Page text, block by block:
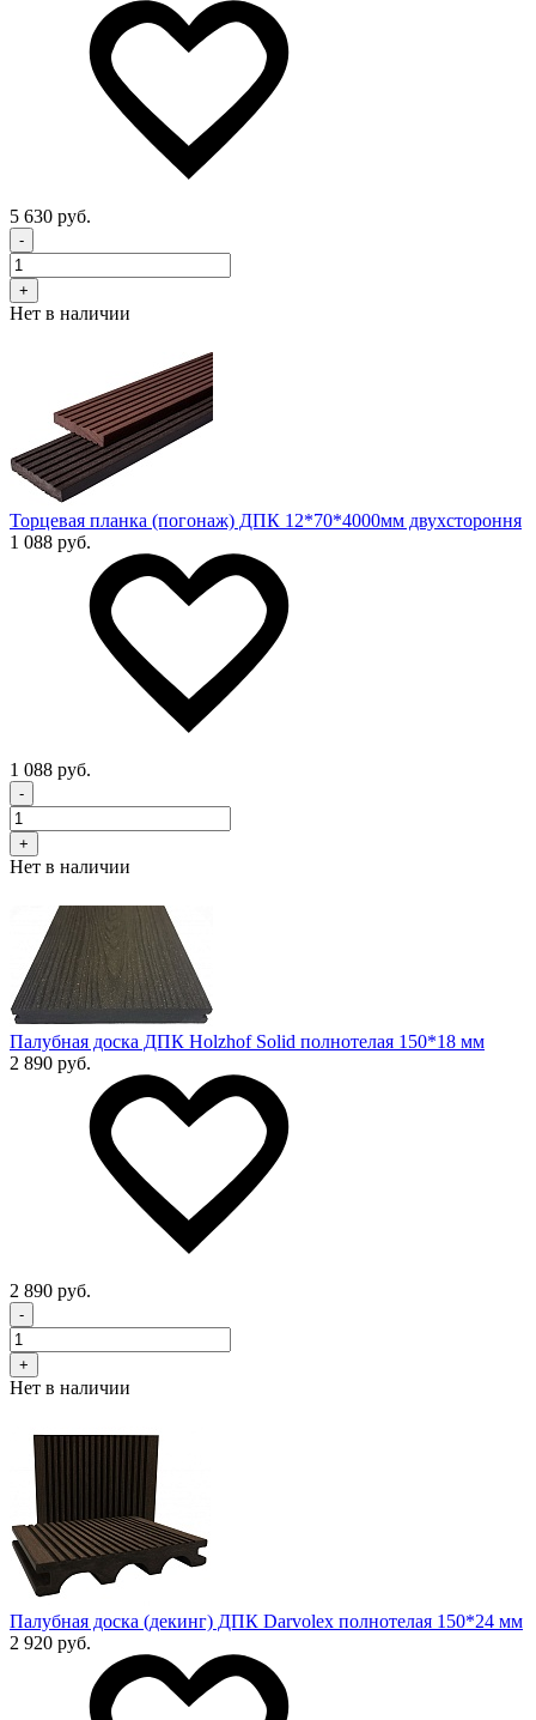
5 630 руб.
-
+
Нет в наличии
Торцевая планка (погонаж) ДПК 12*70*4000мм двухстороння
1 088 руб.
1 088 руб.
-
+
Нет в наличии
Палубная доска ДПК Holzhof Solid полнотелая 150*18 мм
2 890 руб.
2 890 руб.
-
+
Нет в наличии
Палубная доска (декинг) ДПК Darvolex полнотелая 150*24 мм
2 920 руб.